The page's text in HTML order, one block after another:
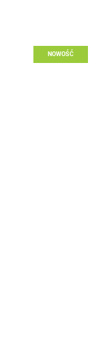
NOWOŚĆ